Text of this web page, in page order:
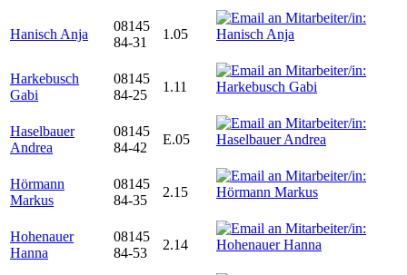
Hanisch Anja
08145
84-31
1.05
Harkebusch
Gabi
08145
84-25
1.11
Haselbauer
Andrea
08145
84-42
E.05
Hörmann
Markus
08145
84-35
2.15
Hohenauer
Hanna
08145
84-53
2.14